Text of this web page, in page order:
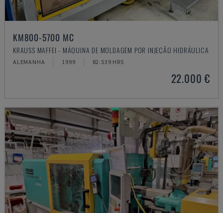
KM800-5700 MC
KRAUSS MAFFEI - MÁQUINA DE MOLDAGEM POR INJEÇÃO HIDRÁULICA
ALEMANHA 1999 82.539 HRS
22.000 €